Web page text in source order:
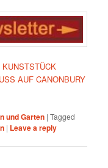
AUF CANONBURY
und Garten |Tagged
| Leave a reply